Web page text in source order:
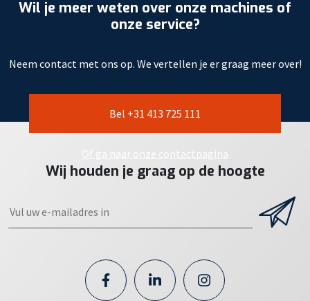
Wil je meer weten over onze machines of
onze service?
Neem contact met ons op. We vertellen je er graag meer over!
Bel +31 413 725 111
Of ga naar onze contactpagina
Wij houden je graag op de hoogte